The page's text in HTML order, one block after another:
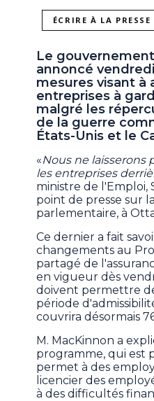
ÉCRIRE À LA
Le
annoncé
mesures visant à
entreprises à
malgré les
de la guerre
États-Unis et le
«Nous ne laisserons
les entreprises
ministre de l'Emploi,
point de presse sur
parlementaire, à
Ce dernier a fait
changements au
partagé de
en vigueur dès
doivent permettre
période
couvrira désormais
M. MacKinnon a
programme, qui est
permet à des
licencier des
à des difficultés